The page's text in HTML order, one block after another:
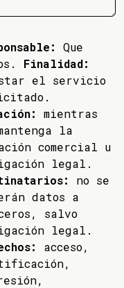
Que
Finalidad:
el servicio
mientras
la
comercial u
legal.
no se
datos a
salvo
legal.
acceso,